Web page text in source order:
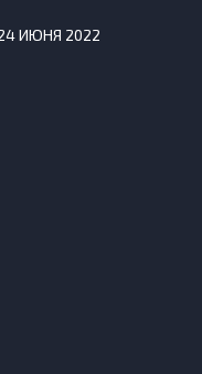
ИЮНЯ 2022